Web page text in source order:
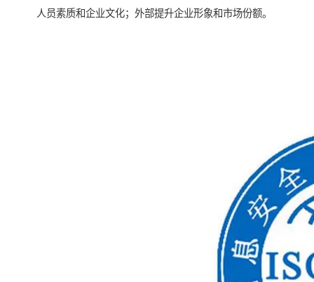
人员素质和企业文化；外部提升企业形象和市场份额。